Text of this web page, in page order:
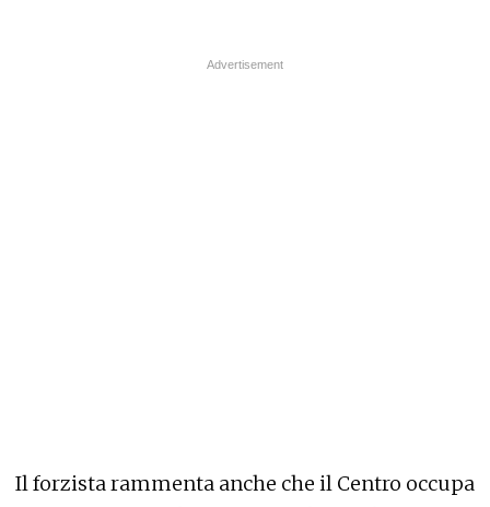
Il forzista rammenta anche che il Centro occupa